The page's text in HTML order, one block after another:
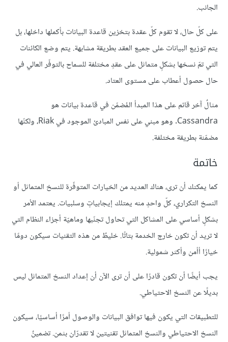
الجانب.
على كلّ حال، لا تقوم كلّ عقدة بتخزين قاعدة البيانات بأكملها داخلها، بل
يتم توزيع البيانات على جميع العقد بطريقة مشابهة. يتم وضع الكائنات
التي تمّ نسخها بشكلٍ متماثل على عقدٍ مختلفة للسماح بالتوفّر العالي في
حال حصول أعطاب على مستوى العتاد.
مثالٌ آخر قائم على هذا المبدأ المُضمّن في قاعدة بيانات هو
Cassandra. وهو مبني على نفس المبادئ الموجود في Riak، ولكنّها
مضمّنة بطريقة مختلفة.
خاتمة
كما يمكنك أن ترى، هناك العديد من الخيارات المتوفّرة للنسخ المتماثل أو
النسخ التكراري، كلّ واحدٍ منه يمتلك إيجابياتٍ وسلبيات. يعتمد الأمر
بشكلٍ أساسي على المشاكل التي تحاول تجنّبها وماهيّة أجزاء النظام التي
لا تريد أن تكون خارج الخدمة بتاتًا. خليطٌ من هذه التقنيات سيكون دومًا
خيارًا أأمن وأكثر شمولية.
يجب أيضًا أن تكون قادرًا على أن ترى الآن أن إعداد النسخ المتماثل ليس
بديلًا عن النسخ الاحتياطي.
للتطبيقات التي يكون فيها توافق البيانات والوصول أمرًا أساسيًا، سيكون
النسخ الاحتياطي والنسخ المتماثل تقنيتين لا تقدرّان بثمن. تضمينٌ